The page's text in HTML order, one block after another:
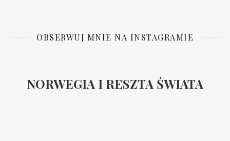
OBSERWUJ MNIE NA INSTAGRAMIE
NORWEGIA I RESZTA ŚWIATA